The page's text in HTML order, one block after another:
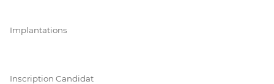
Implantations
Inscription Candidat